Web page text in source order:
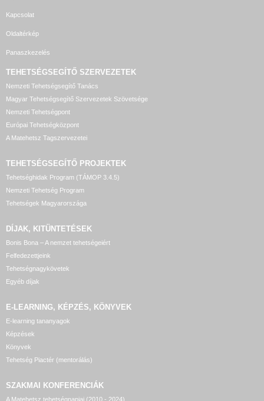
Kapcsolat
Oldaltérkép
Panaszkezelés
TEHETSÉGSEGÍTŐ SZERVEZETEK
Nemzeti Tehetségsegítő Tanács
Magyar Tehetségsegítő Szervezetek Szövetsége
Nemzeti Tehetségpont
Európai Tehetségközpont
A Matehetsz Tagszervezetei
TEHETSÉGSEGÍTŐ PROJEKTEK
Tehetséghidak Program (TÁMOP 3.4.5)
Nemzeti Tehetség Program
Tehetségek Magyarországa
DÍJAK, KITÜNTETÉSEK
Bonis Bona – A nemzet tehetségeiért
Felfedezettjeink
Tehetségnagykövetek
Egyéb díjak
E-LEARNING, KÉPZÉS, KÖNYVEK
E-learning tananyagok
Képzések
Könyvek
Tehetség Piactér (mentorálás)
SZAKMAI KONFERENCIÁK
A Matehetsz tehetségnapjai (2010 - 2024)